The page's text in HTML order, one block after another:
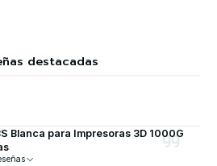
destacadas
Blanca para Impresoras 3D 1000G